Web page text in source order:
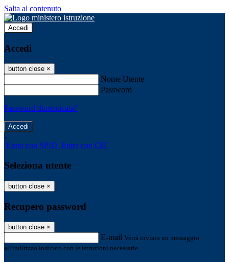
Salta al contenuto
Accedi
Accedi
button close ×
Nome Utente
Password
Password dimenticata?
-
Entra con SPID Entra con CIE
Seleziona utente
button close ×
Recupero password
button close ×
E-mail Verrà inviato un messaggio
all'indirizzo indicato con le istruzioni necessarie.